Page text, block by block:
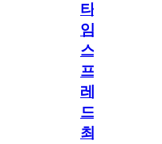
타
임
스
프
레
드]
최